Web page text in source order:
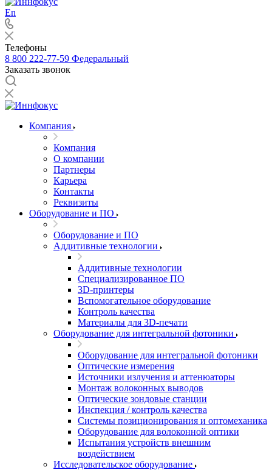
En
Телефоны
8 800 222-77-59 Федеральный
Заказать звонок
Компания
Компания
О компании
Партнеры
Карьера
Контакты
Реквизиты
Оборудование и ПО
Оборудование и ПО
Аддитивные технологии
Аддитивные технологии
Специализированное ПО
3D-принтеры
Вспомогательное оборудование
Контроль качества
Материалы для 3D-печати
Оборудование для интегральной фотоники
Оборудование для интегральной фотоники
Оптические измерения
Источники излучения и аттенюаторы
Монтаж волоконных выводов
Оптические зондовые станции
Инспекция / контроль качества
Системы позиционирования и оптомеханика
Оборудование для волоконной оптики
Испытания устройств внешним
воздействием
Исследовательское оборудование